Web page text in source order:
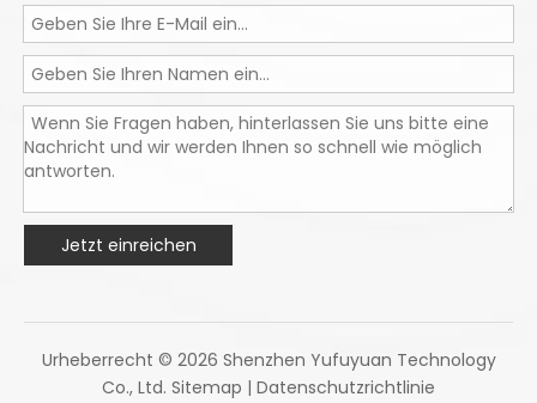
Jetzt einreichen
Urheberrecht © 2026 Shenzhen Yufuyuan Technology
Co., Ltd. Sitemap | Datenschutzrichtlinie